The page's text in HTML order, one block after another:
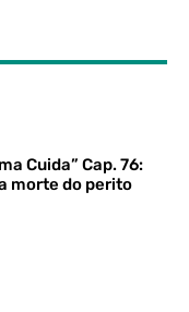
Cuida” Cap. 76:
morte do perito